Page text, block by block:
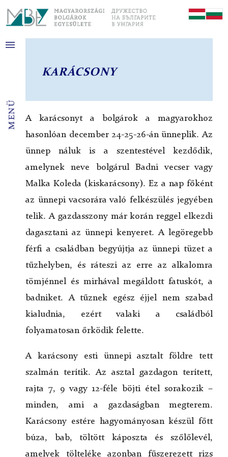
menu
menü
KARÁCSONY
A karácsonyt a bolgárok a magyarokhoz
hasonlóan december 24-25-26-án ünneplik. Az
ünnep náluk is a szentestével kezdődik,
amelynek neve bolgárul Badni vecser vagy
Malka Koleda (kiskarácsony). Ez a nap főként
az ünnepi vacsorára való felkészülés jegyében
telik. A gazdasszony már korán reggel elkezdi
dagasztani az ünnepi kenyeret. A legöregebb
férfi a családban begyújtja az ünnepi tüzet a
tűzhelyben, és ráteszi az erre az alkalomra
tömjénnel és mirhával megáldott fatuskót, a
badniket. A tűznek egész éjjel nem szabad
kialudnia, ezért valaki a családból
folyamatosan őrködik felette.
A karácsony esti ünnepi asztalt földre tett
szalmán terítik. Az asztal gazdagon terített,
rajta 7, 9 vagy 12-féle böjti étel sorakozik –
minden, ami a gazdaságban megterem.
Karácsony estére hagyományosan készül főtt
búza, bab, töltött káposzta és szőlőlevél,
amelyek tölteléke azonban fűszerezett rizs
Kapcsolat
Története
Bolgárok Magyarországon
Bolgárkertészek
Iskola
Templom
Étterem
Bolgár Művelődési Ház
Története
Terembérlés
Felújítás
BMKN KFT
Tevékenységek
Ünnepek, rendezvények
Táncegyüttesek
Archívum
Bolgár ünnepek
Fotók
Dokumentumok